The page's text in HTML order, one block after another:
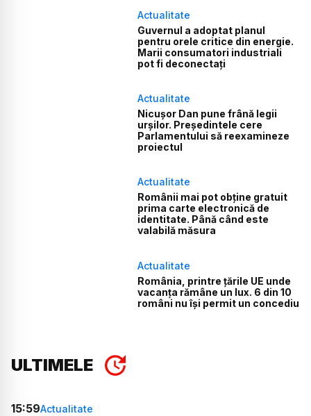
Actualitate
Guvernul a adoptat planul
pentru orele critice din energie.
Marii consumatori industriali
pot fi deconectați
Actualitate
Nicușor Dan pune frână legii
urșilor. Președintele cere
Parlamentului să reexamineze
proiectul
Actualitate
Românii mai pot obține gratuit
prima carte electronică de
identitate. Până când este
valabilă măsura
Actualitate
România, printre țările UE unde
vacanța rămâne un lux. 6 din 10
români nu își permit un concediu
ULTIMELE
15:59Actualitate